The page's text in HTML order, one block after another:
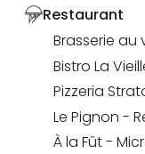
Restaurant
Brasserie au
Bistro La
Pizzeria
Le Pignon -
À la Fût -